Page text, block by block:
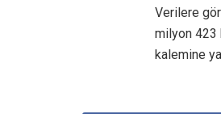
Verilere
milyon 423
kalemine